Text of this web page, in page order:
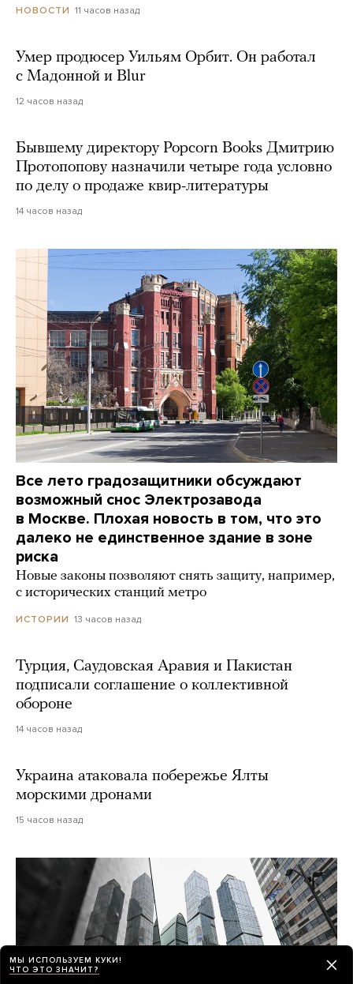
НОВОСТИ 11 часов назад
Умер продюсер Уильям Орбит. Он работал
с Мадонной и Blur
12 часов назад
Бывшему директору Popcorn Books Дмитрию
Протопопову назначили четыре года условно
по делу о продаже квир-литературы
14 часов назад
Все лето градозащитники обсуждают
возможный снос Электрозавода
в Москве. Плохая новость в том, что это
далеко не единственное здание в зоне
риска
Новые законы позволяют снять защиту, например,
с исторических станций метро
ИСТОРИИ 13 часов назад
Турция, Саудовская Аравия и Пакистан
подписали соглашение о коллективной
обороне
14 часов назад
Украина атаковала побережье Ялты
морскими дронами
15 часов назад
МЫ ИСПОЛЬЗУЕМ КУКИ!
ЧТО ЭТО ЗНАЧИТ?